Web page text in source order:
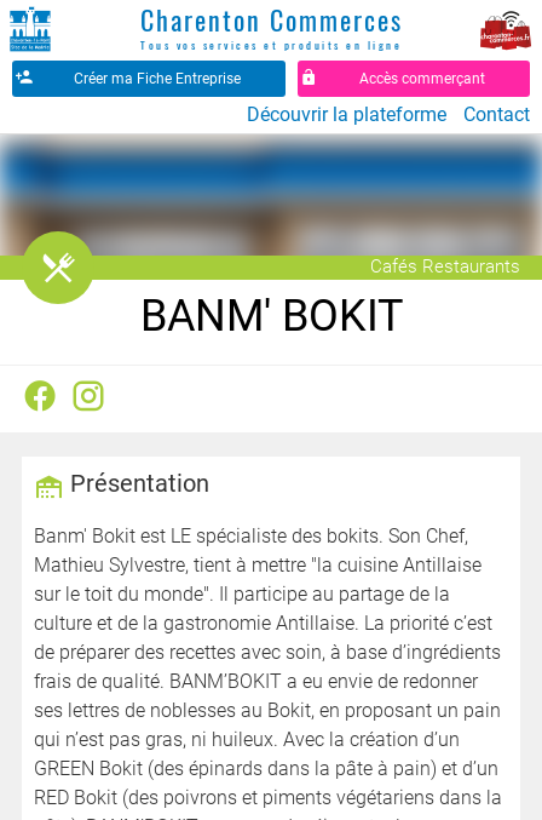
Charenton Commerces
Tous vos services et produits en ligne
Créer ma Fiche Entreprise Accès commerçant
Découvrir la plateforme Contact
󰒦 Cafés Restaurants
BANM' BOKIT
Présentation
Banm' Bokit est LE spécialiste des bokits. Son Chef,
Mathieu Sylvestre, tient à mettre "la cuisine Antillaise
sur le toit du monde". Il participe au partage de la
culture et de la gastronomie Antillaise. La priorité c’est
de préparer des recettes avec soin, à base d’ingrédients
frais de qualité. BANM’BOKIT a eu envie de redonner
ses lettres de noblesses au Bokit, en proposant un pain
qui n’est pas gras, ni huileux. Avec la création d’un
GREEN Bokit (des épinards dans la pâte à pain) et d’un
RED Bokit (des poivrons et piments végétariens dans la